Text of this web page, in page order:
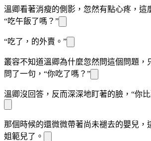
溫卿看著消瘦的側影，忽然有點心疼，這
“吃午飯了嗎？”
“吃了， 的外賣。”
叢容不知道溫卿為什麼忽然問這個問題，
問了一句，“你吃了嗎？”
溫卿沒回答，反而深深地盯著的臉，“你
那個時候的還微微帶著尚未褪去的嬰兒
姐範兒了。